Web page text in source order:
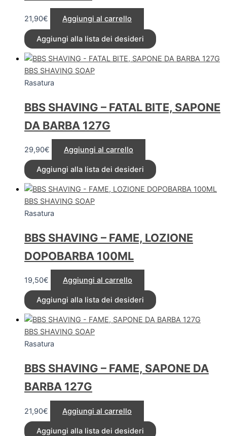
21,90€ Aggiungi al carrello
Aggiungi alla lista dei desideri
BBS SHAVING SOAP
Rasatura
BBS SHAVING – FATAL BITE, SAPONE
DA BARBA 127G
29,90€ Aggiungi al carrello
Aggiungi alla lista dei desideri
BBS SHAVING SOAP
Rasatura
BBS SHAVING – FAME, LOZIONE
DOPOBARBA 100ML
19,50€ Aggiungi al carrello
Aggiungi alla lista dei desideri
BBS SHAVING SOAP
Rasatura
BBS SHAVING – FAME, SAPONE DA
BARBA 127G
21,90€ Aggiungi al carrello
Aggiungi alla lista dei desideri